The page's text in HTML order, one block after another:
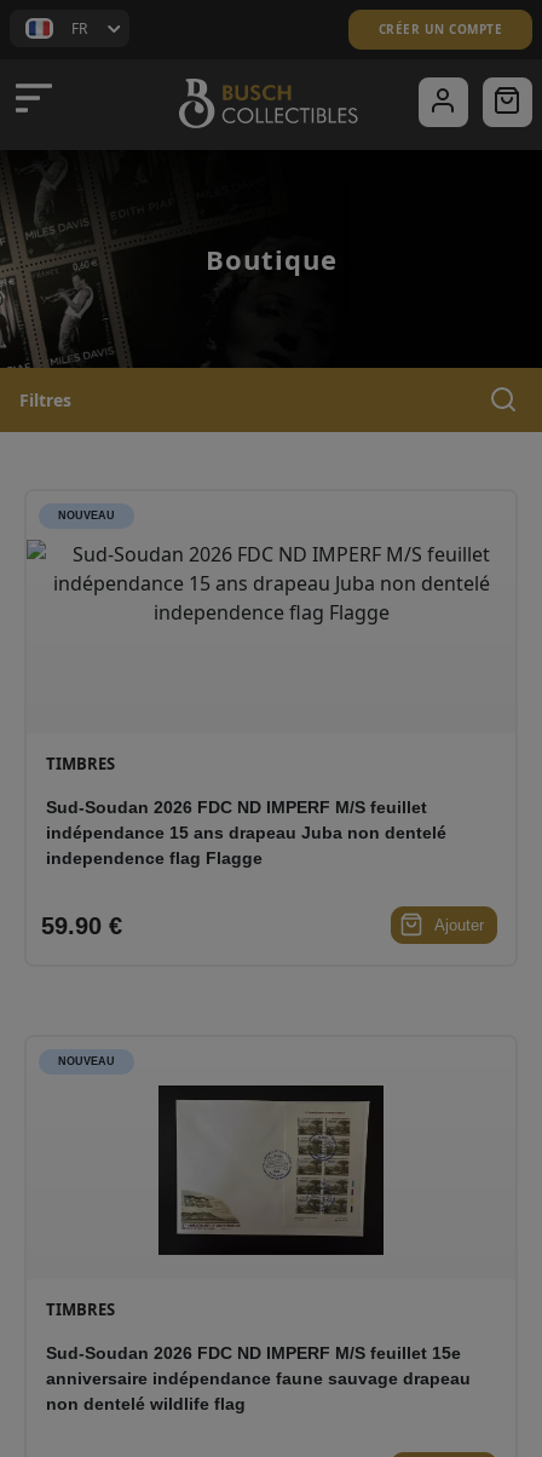
FR CRÉER UN COMPTE
ACCUEIL
CONTACT
Boutique
Filtres
NOUVEAU
TIMBRES
Sud-Soudan 2026 FDC ND IMPERF M/S feuillet
indépendance 15 ans drapeau Juba non dentelé
independence flag Flagge
59.90 € Ajouter
NOUVEAU
TIMBRES
Sud-Soudan 2026 FDC ND IMPERF M/S feuillet 15e
anniversaire indépendance faune sauvage drapeau
non dentelé wildlife flag